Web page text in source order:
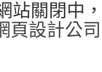
站關閉中
頁設計公司